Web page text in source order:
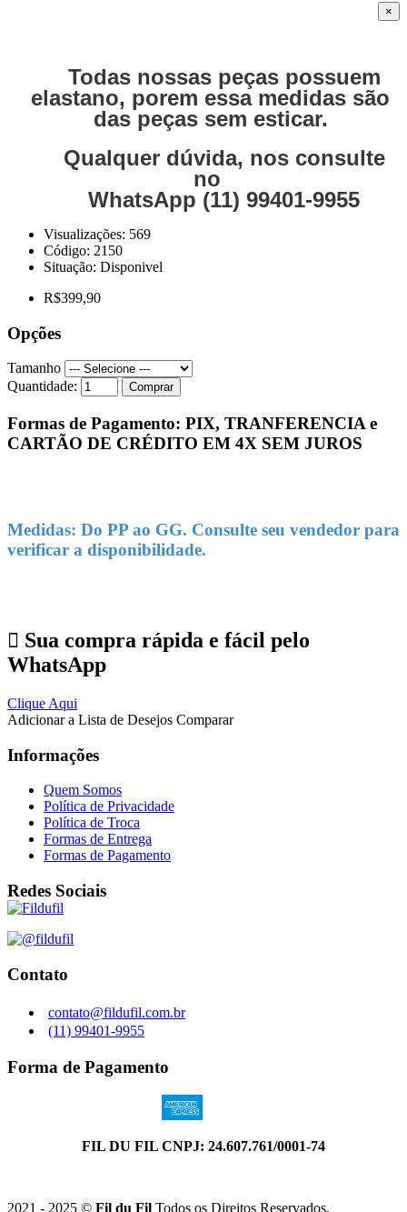
×
Todas nossas peças possuem
elastano, porem essa medidas são
das peças sem esticar.
Qualquer dúvida, nos consulte
no
WhatsApp (11) 99401-9955
Visualizações: 569
Código: 2150
Situação: Disponivel
R$399,90
Opções
Tamanho
Quantidade:
Comprar
Formas de Pagamento: PIX, TRANFERENCIA e
CARTÃO DE CRÉDITO EM 4X SEM JUROS
Medidas: Do PP ao GG. Consulte seu vendedor para
verificar a disponibilidade.
Sua compra rápida e fácil pelo
WhatsApp
Clique Aqui
Adicionar a Lista de Desejos Comparar
Informações
Quem Somos
Política de Privacidade
Política de Troca
Formas de Entrega
Formas de Pagamento
Redes Sociais
Contato
contato@fildufil.com.br
(11) 99401-9955
Forma de Pagamento
FIL DU FIL CNPJ: 24.607.761/0001-74
2021 - 2025 © Fil du Fil Todos os Direitos Reservados.